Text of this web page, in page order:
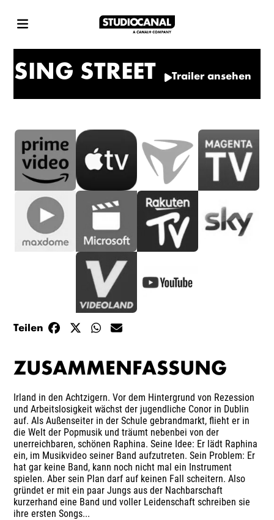
SING STREET Trailer ansehen
ZUSAMMENFASSUNG
Irland in den Achtzigern. Vor dem Hintergrund von Rezession
und Arbeitslosigkeit wächst der jugendliche Conor in Dublin
auf. Als Außenseiter in der Schule gebrandmarkt, flieht er in
die Welt der Popmusik und träumt nebenbei von der
unerreichbaren, schönen Raphina. Seine Idee: Er lädt Raphina
ein, im Musikvideo seiner Band aufzutreten. Sein Problem: Er
hat gar keine Band, kann noch nicht mal ein Instrument
spielen. Aber sein Plan darf auf keinen Fall scheitern. Also
gründet er mit ein paar Jungs aus der Nachbarschaft
kurzerhand eine Band und voller Leidenschaft schreiben sie
ihre ersten Songs...
Teilen